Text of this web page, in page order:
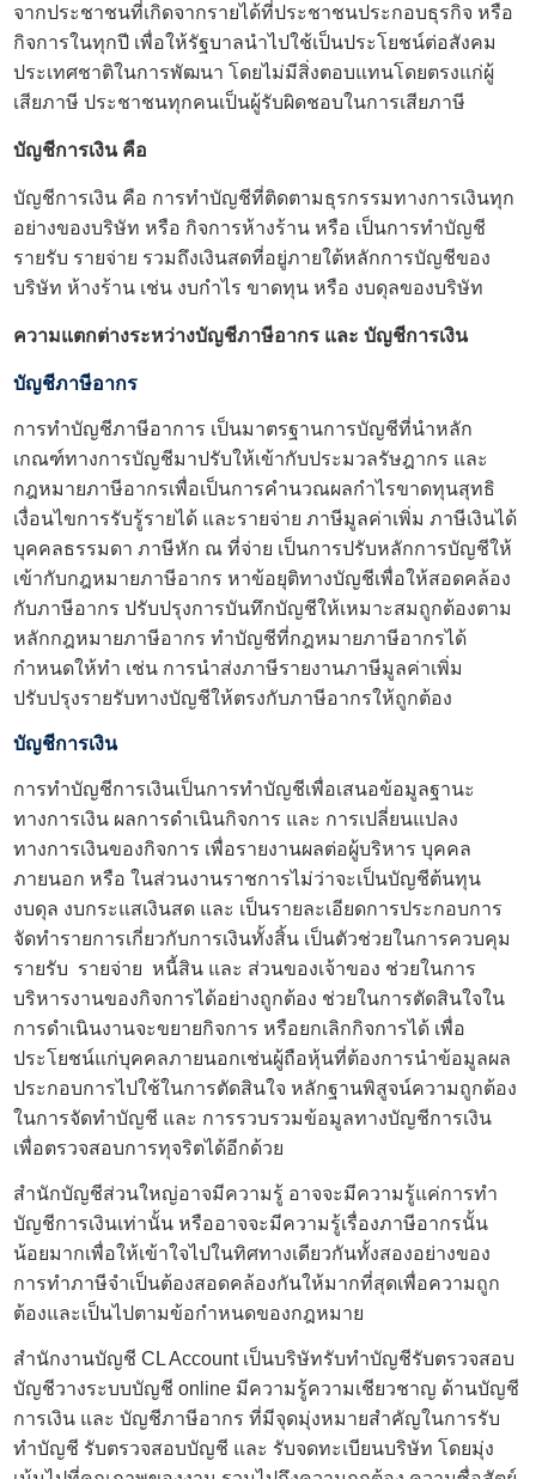
จากประชาชนที่เกิดจากรายได้ที่ประชาชนประกอบธุรกิจ หรือ
กิจการในทุกปี เพื่อให้รัฐบาลนำไปใช้เป็นประโยชน์ต่อสังคม
ประเทศชาติในการพัฒนา โดยไม่มีสิ่งตอบแทนโดยตรงแก่ผู้
เสียภาษี ประชาชนทุกคนเป็นผู้รับผิดชอบในการเสียภาษี
บัญชีการเงิน คือ
บัญชีการเงิน คือ การทำบัญชีที่ติดตามธุรกรรมทางการเงินทุก
อย่างของบริษัท หรือ กิจการห้างร้าน หรือ เป็นการทำบัญชี
รายรับ รายจ่าย รวมถึงเงินสดที่อยู่ภายใต้หลักการบัญชีของ
บริษัท ห้างร้าน เช่น งบกำไร ขาดทุน หรือ งบดุลของบริษัท
ความแตกต่างระหว่างบัญชีภาษีอากร และ บัญชีการเงิน
บัญชีภาษีอากร
การทำบัญชีภาษีอาการ เป็นมาตรฐานการบัญชีที่นำหลัก
เกณฑ์ทางการบัญชีมาปรับให้เข้ากับประมวลรัษฎากร และ
กฎหมายภาษีอากรเพื่อเป็นการคำนวณผลกำไรขาดทุนสุทธิ
เงื่อนไขการรับรู้รายได้ และรายจ่าย ภาษีมูลค่าเพิ่ม ภาษีเงินได้
บุคคลธรรมดา ภาษีหัก ณ ที่จ่าย เป็นการปรับหลักการบัญชีให้
เข้ากับกฎหมายภาษีอากร หาข้อยุติทางบัญชีเพื่อให้สอดคล้อง
กับภาษีอากร ปรับปรุงการบันทึกบัญชีให้เหมาะสมถูกต้องตาม
หลักกฎหมายภาษีอากร ทำบัญชีที่กฎหมายภาษีอากรได้
กำหนดให้ทำ เช่น การนำส่งภาษีรายงานภาษีมูลค่าเพิ่ม
ปรับปรุงรายรับทางบัญชีให้ตรงกับภาษีอากรให้ถูกต้อง
บัญชีการเงิน
การทำบัญชีการเงินเป็นการทำบัญชีเพื่อเสนอข้อมูลฐานะ
ทางการเงิน ผลการดำเนินกิจการ และ การเปลี่ยนแปลง
ทางการเงินของกิจการ เพื่อรายงานผลต่อผู้บริหาร บุคคล
ภายนอก หรือ ในส่วนงานราชการไม่ว่าจะเป็นบัญชีต้นทุน
งบดุล งบกระแสเงินสด และ เป็นรายละเอียดการประกอบการ
จัดทำรายการเกี่ยวกับการเงินทั้งสิ้น เป็นตัวช่วยในการควบคุม
รายรับ รายจ่าย หนี้สิน และ ส่วนของเจ้าของ ช่วยในการ
บริหารงานของกิจการได้อย่างถูกต้อง ช่วยในการตัดสินใจใน
การดำเนินงานจะขยายกิจการ หรือยกเลิกกิจการได้ เพื่อ
ประโยชน์แก่บุคคลภายนอกเช่นผู้ถือหุ้นที่ต้องการนำข้อมูลผล
ประกอบการไปใช้ในการตัดสินใจ หลักฐานพิสูจน์ความถูกต้อง
ในการจัดทำบัญชี และ การรวบรวมข้อมูลทางบัญชีการเงิน
เพื่อตรวจสอบการทุจริตได้อีกด้วย
สำนักบัญชีส่วนใหญ่อาจมีความรู้ อาจจะมีความรู้แค่การทำ
บัญชีการเงินเท่านั้น หรืออาจจะมีความรู้เรื่องภาษีอากรนั้น
น้อยมากเพื่อให้เข้าใจไปในทิศทางเดียวกันทั้งสองอย่างของ
การทำภาษีจำเป็นต้องสอดคล้องกันให้มากที่สุดเพื่อความถูก
ต้องและเป็นไปตามข้อกำหนดของกฎหมาย
สำนักงานบัญชี CL Account เป็นบริษัทรับทำบัญชีรับตรวจสอบ
บัญชีวางระบบบัญชี online มีความรู้ความเชียวชาญ ด้านบัญชี
การเงิน และ บัญชีภาษีอากร ที่มีจุดมุ่งหมายสำคัญในการรับ
ทำบัญชี รับตรวจสอบบัญชี และ รับจดทะเบียนบริษัท โดยมุ่ง